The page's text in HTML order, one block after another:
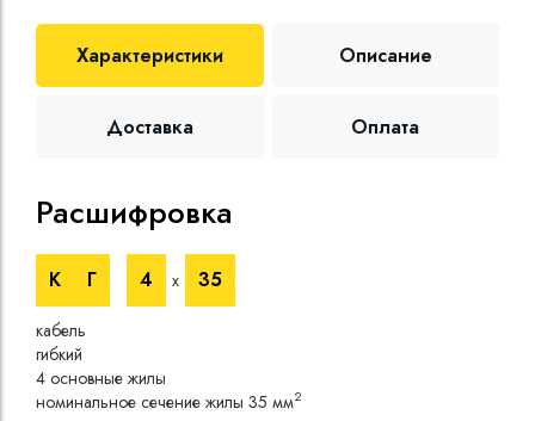
Характеристики Описание
Доставка Оплата
Расшифровка
К Г 4 х 35
кабель
гибкий
4 основные жилы
номинальное сечение жилы 35 мм2